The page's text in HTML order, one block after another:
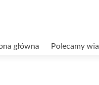
główna Polecamy